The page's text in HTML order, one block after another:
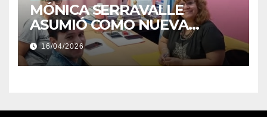
MÓNICA SERRAVALLE
ASUMIÓ COMO NUEVA
DIRECTORA DEL E.E.S. N° 82
«RENÉ FAVALORO» DE
BASAIL.
16/04/2026